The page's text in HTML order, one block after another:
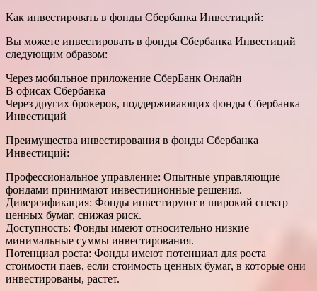
Как инвестировать в фонды Сбербанка Инвестиций:
Вы можете инвестировать в фонды Сбербанка Инвестиций
следующим образом:
Через мобильное приложение СберБанк Онлайн
В офисах Сбербанка
Через других брокеров, поддерживающих фонды Сбербанка
Инвестиций
Преимущества инвестирования в фонды Сбербанка
Инвестиций:
Профессиональное управление: Опытные управляющие
фондами принимают инвестиционные решения.
Диверсификация: Фонды инвестируют в широкий спектр
ценных бумаг, снижая риск.
Доступность: Фонды имеют относительно низкие
минимальные суммы инвестирования.
Потенциал роста: Фонды имеют потенциал для роста
стоимости паев, если стоимость ценных бумаг, в которые они
инвестированы, растет.